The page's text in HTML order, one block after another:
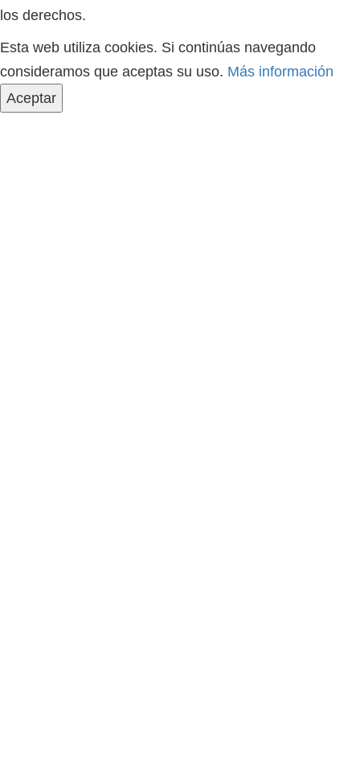
los derechos.
Esta web utiliza cookies. Si continúas navegando
consideramos que aceptas su uso. Más información
Aceptar